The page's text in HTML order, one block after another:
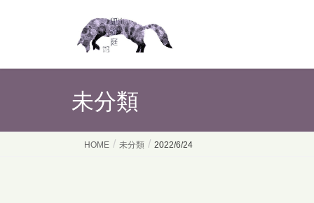
未分類
HOME 未分類 2022/6/24